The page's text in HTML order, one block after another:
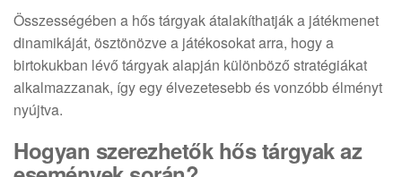
Összességében a hős tárgyak átalakíthatják a játékmenet
dinamikáját, ösztönözve a játékosokat arra, hogy a
birtokukban lévő tárgyak alapján különböző stratégiákat
alkalmazzanak, így egy élvezetesebb és vonzóbb élményt
nyújtva.
Hogyan szerezhetők hős tárgyak az